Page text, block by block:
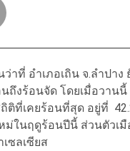
าที่ อำเภอเถิน จ.ลำปาง
ถึงร้อนจัด โดยเมื่อวานนี้
ที่เคยร้อนที่สุด อยู่ที่
ม่ในฤดูร้อนปีนี้ ส่วนตัวเมื
เซลเซียส